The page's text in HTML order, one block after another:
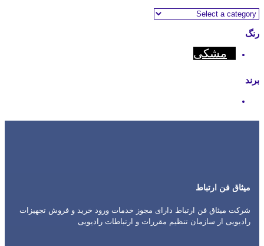
رنگ
مشکی
برند
میثاق فن ارتباط
شرکت میثاق فن ارتباط دارای مجوز خدمات ورود خرید و فروش تجهیزات
رادیویی از سازمان تنظیم مقررات و ارتباطات رادیویی